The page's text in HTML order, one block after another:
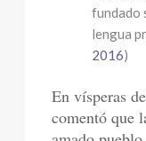
fundado
lengua
2016)
En vísperas
comentó que